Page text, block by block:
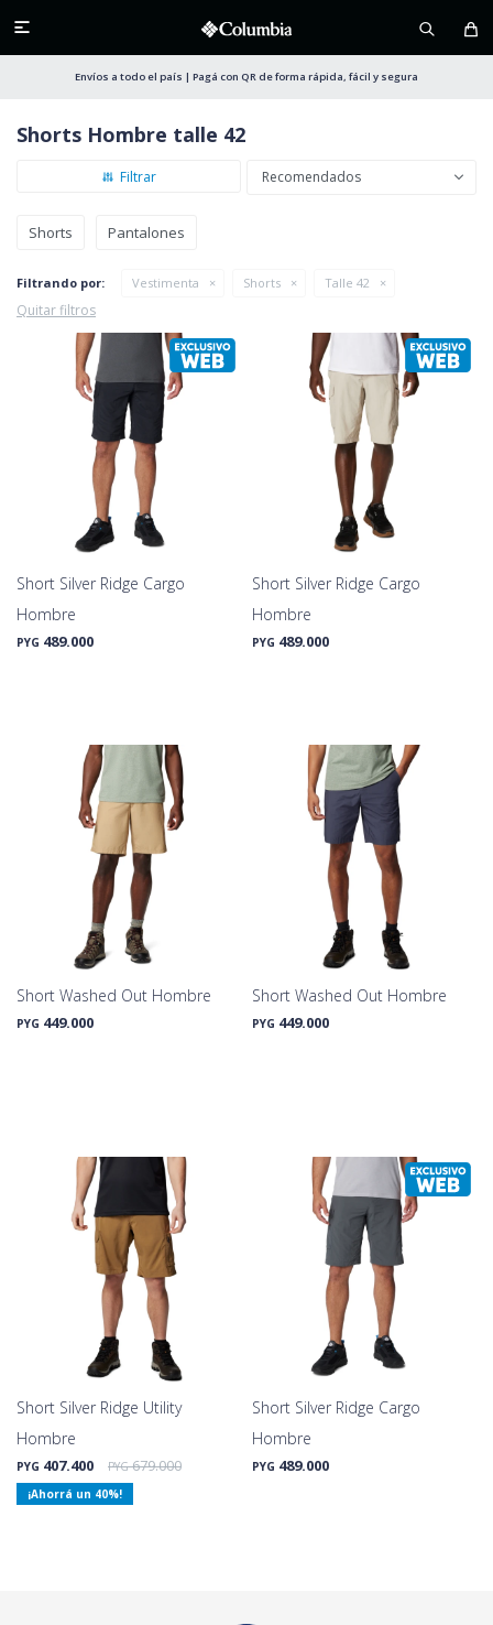

Envíos a todo el país | Pagá con QR de forma rápida, fácil y segura
Shorts Hombre talle 42
Recomendados
Shorts Pantalones
Filtrando por: Vestimenta Shorts Talle 42
Quitar filtros
Short Silver Ridge Cargo
Hombre
PYG 489.000
Short Silver Ridge Cargo
Hombre
PYG 489.000
Short Washed Out Hombre
PYG 449.000
Short Washed Out Hombre
PYG 449.000
Short Silver Ridge Utility
Hombre
PYG 407.400 PYG 679.000
40
Short Silver Ridge Cargo
Hombre
PYG 489.000